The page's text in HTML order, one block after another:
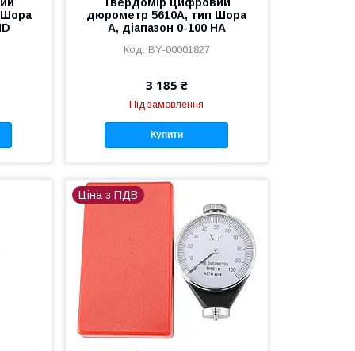
Шора
дюрометр 5610A, тип Шора
A, діапазон 0-100 HA
BY-00001827
3 185 ₴
Під замовлення
Купити
Ціна з ПДВ